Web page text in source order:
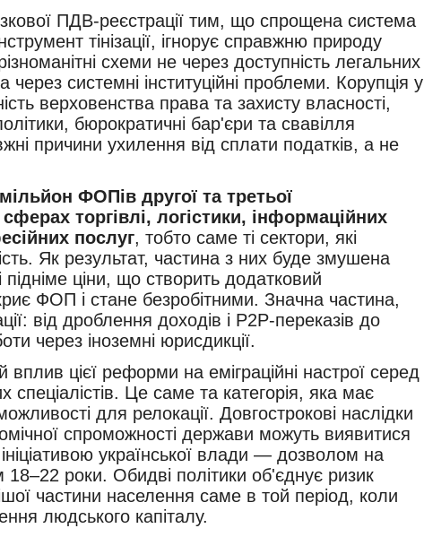
ПДВ-реєстрації тим, що спрощена система
тінізації, ігнорує справжню природу
схеми не через доступність легальних
через системні інституційні проблеми. Корупція у
верховенства права та захисту власності,
бюрократичні бар'єри та свавілля
причини ухилення від сплати податків, а не
ФОПів другої та третьої
торгівлі, логістики, інформаційних
послуг, тобто саме ті сектори, які
Як результат, частина з них буде змушена
ціни, що створить додатковий
ФОП і стане безробітними. Значна частина,
від дроблення доходів і P2P-переказів до
через іноземні юрисдикції.
вплив цієї реформи на еміграційні настрої серед
спеціалістів. Це саме та категорія, яка має
для релокації. Довгострокові наслідки
спроможності держави можуть виявитися
української влади — дозволом на
18–22 роки. Обидві політики об'єднує ризик
частини населення саме в той період, коли
людського капіталу.